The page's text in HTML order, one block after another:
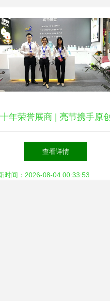
十年荣誉展商 | 亮节携手原创
设计焕新登场2019多场顶尖展
会首秀
查看详情
时间：2026-08-04 00:33:53